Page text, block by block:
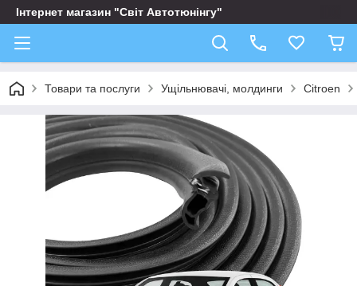
Інтернет магазин "Світ Автотюнінгу"
Товари та послуги Ущільнювачі, молдинги Citroen